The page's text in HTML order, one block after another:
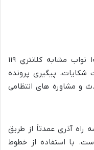
خدمات ارائه شده در کلانتری ۱۰۸ نواب مشابه کلانتری ۱۱۹
پیگیری پرونده
و مشاوره های انتظامی
۱۰۸ نواب از سه راه آذری عمدتاً از طریق
با استفاده از خطوط